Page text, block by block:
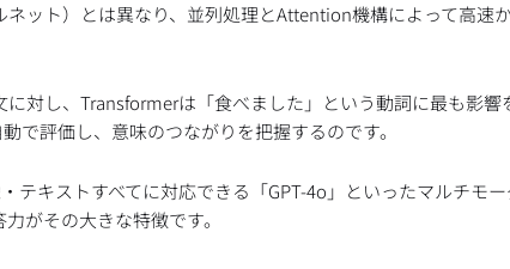
ット）とは異なり、並列処理とAttention機構によって高速
対し、Transformerは「食べました」という動詞に最も影
で評価し、意味のつながりを把握するのです。
テキストすべてに対応できる「GPT-4o」といったマルチモ
がその大きな特徴です。